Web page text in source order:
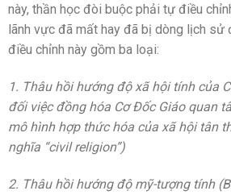
này, thần học đòi buộc phải tự điều
lãnh vực đã mất hay đã bị dòng lịch sử
điều chỉnh này gồm ba loại:
1. Thâu hồi hướng độ xã hội tính của
đối việc đồng hóa Cơ Đốc Giáo quan
mô hình hợp thức hóa của xã hội tân
nghĩa “civil religion”)
2. Thâu hồi hướng độ mỹ-tượng tính